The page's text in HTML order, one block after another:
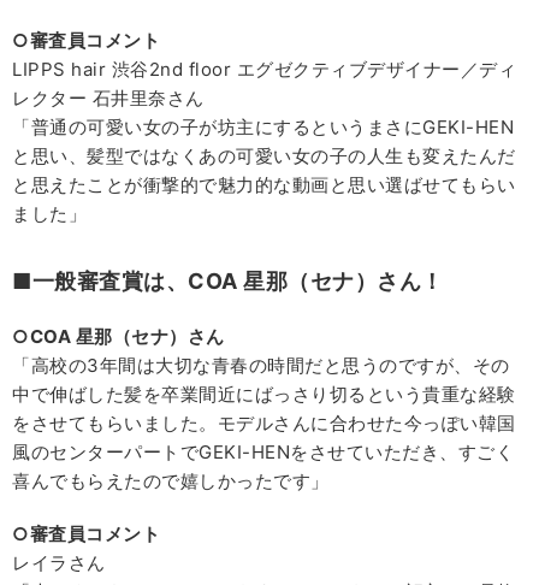
○審査員コメント
LIPPS hair 渋谷2nd floor エグゼクティブデザイナー／ディ
レクター 石井里奈さん
「普通の可愛い女の子が坊主にするというまさにGEKI-HEN
と思い、髪型ではなくあの可愛い女の子の人生も変えたんだ
と思えたことが衝撃的で魅力的な動画と思い選ばせてもらい
ました」
■一般審査賞は、COA 星那（セナ）さん！
○COA 星那（セナ）さん
「高校の3年間は大切な青春の時間だと思うのですが、その
中で伸ばした髪を卒業間近にばっさり切るという貴重な経験
をさせてもらいました。モデルさんに合わせた今っぽい韓国
風のセンターパートでGEKI-HENをさせていただき、すごく
喜んでもらえたので嬉しかったです」
○審査員コメント
レイラさん